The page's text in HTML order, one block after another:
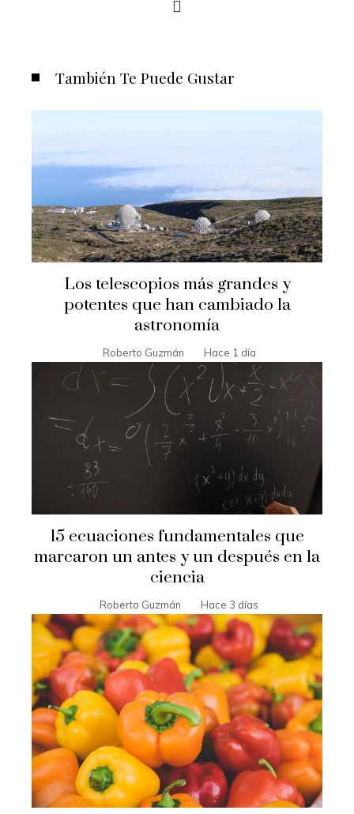
También Te Puede Gustar
Los telescopios más grandes y
potentes que han cambiado la
astronomía
Roberto Guzmán Hace 1 día
15 ecuaciones fundamentales que
marcaron un antes y un después en la
ciencia
Roberto Guzmán Hace 3 días